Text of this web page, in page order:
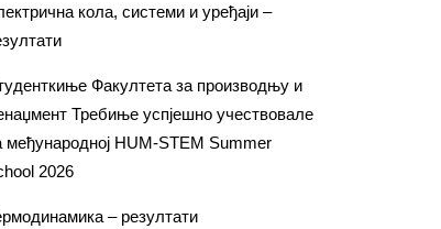
кола, системи и уређаји –
Факултета за производњу и
Требиње успјешно учествовале
међународној HUM-STEM Summer
2026
– резултати